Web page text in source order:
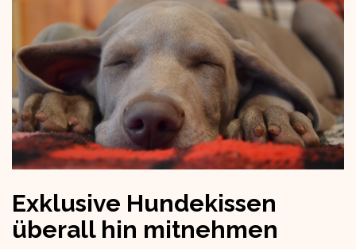
Exklusive Hundekissen
überall hin mitnehmen